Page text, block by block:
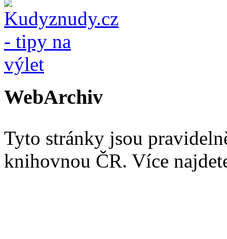
WebArchiv
Tyto stránky jsou
knihovnou ČR. Více